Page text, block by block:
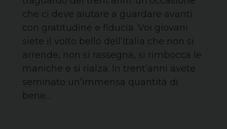
che ci deve aiutare a guardare avanti
con gratitudine e fiducia. Voi giovani
siete il volto bello dell’Italia che non si
arrende, non si rassegna, si rimbocca le
maniche e si rialza. In trent’anni avete
seminato un’immensa quantità di
bene…